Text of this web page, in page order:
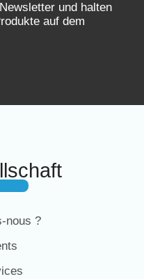
und halten
auf dem
nous ?